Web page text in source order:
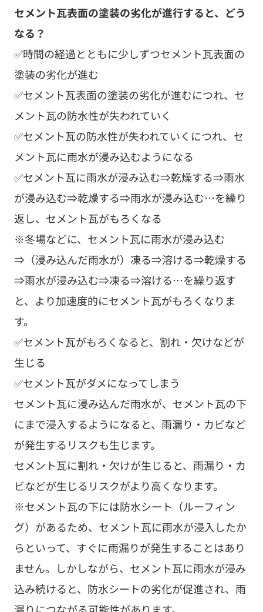
セメント瓦表面の塗装の劣化が進行すると、どう
なる？
✅時間の経過とともに少しずつセメント瓦表面の
塗装の劣化が進む
✅セメント瓦表面の塗装の劣化が進むにつれ、セ
メント瓦の防水性が失われていく
✅セメント瓦の防水性が失われていくにつれ、セ
メント瓦に雨水が浸み込むようになる
✅セメント瓦に雨水が浸み込む⇒乾燥する⇒雨水
が浸み込む⇒乾燥する⇒雨水が浸み込む…を繰り
返し、セメント瓦がもろくなる
※冬場などに、セメント瓦に雨水が浸み込む
⇒（浸み込んだ雨水が）凍る⇒溶ける⇒乾燥する
⇒雨水が浸み込む⇒凍る⇒溶ける…を繰り返す
と、より加速度的にセメント瓦がもろくなりま
す。
✅セメント瓦がもろくなると、割れ・欠けなどが
生じる
✅セメント瓦がダメになってしまう
セメント瓦に浸み込んだ雨水が、セメント瓦の下
にまで浸入するようになると、雨漏り・カビなど
が発生するリスクも生じます。
セメント瓦に割れ・欠けが生じると、雨漏り・カ
ビなどが生じるリスクがより高くなります。
※セメント瓦の下には防水シート（ルーフィン
グ）があるため、セメント瓦に雨水が浸入したか
らといって、すぐに雨漏りが発生することはあり
ません。しかしながら、セメント瓦に雨水が浸み
込み続けると、防水シートの劣化が促進され、雨